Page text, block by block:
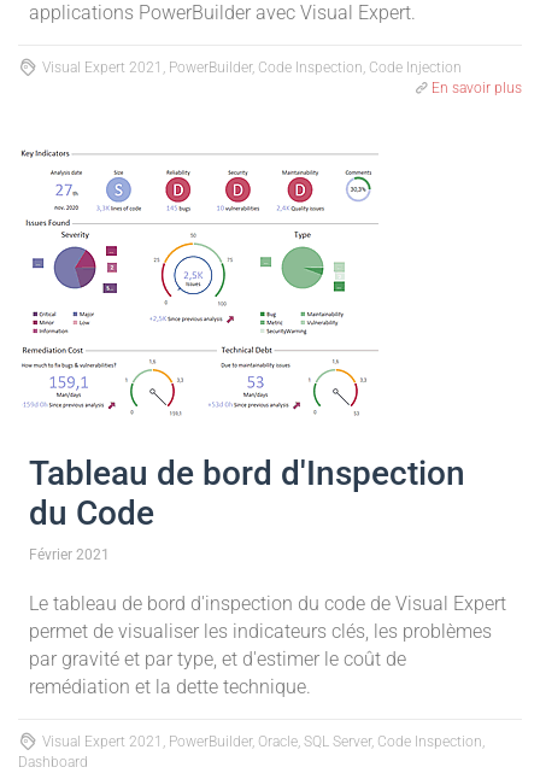
applications PowerBuilder avec Visual Expert.
Visual Expert 2021, PowerBuilder, Code Inspection, Code Injection
En savoir plus
Tableau de bord d'Inspection
du Code
Février 2021
Le tableau de bord d'inspection du code de Visual Expert
permet de visualiser les indicateurs clés, les problèmes
par gravité et par type, et d'estimer le coût de
remédiation et la dette technique.
Visual Expert 2021, PowerBuilder, Oracle, SQL Server, Code Inspection,
Dashboard